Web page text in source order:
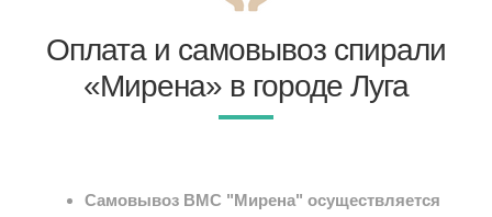
Оплата и самовывоз спирали
«Мирена» в городе Луга
Самовывоз ВМС "Мирена" осуществляется